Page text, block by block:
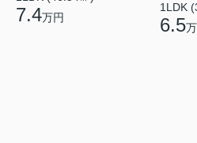
7.4万円
1LDK
6.5